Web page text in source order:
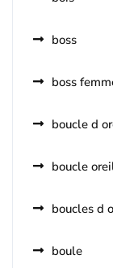
boss
boss
boucle d
boucle
boucles d
boule